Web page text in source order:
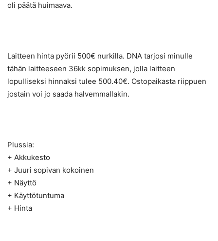
oli päätä huimaava.
Laitteen hinta pyörii 500€ nurkilla. DNA tarjosi minulle
tähän laitteeseen 36kk sopimuksen, jolla laitteen
lopulliseksi hinnaksi tulee 500.40€. Ostopaikasta riippuen
jostain voi jo saada halvemmallakin.
Plussia:
+ Akkukesto
+ Juuri sopivan kokoinen
+ Näyttö
+ Käyttötuntuma
+ Hinta